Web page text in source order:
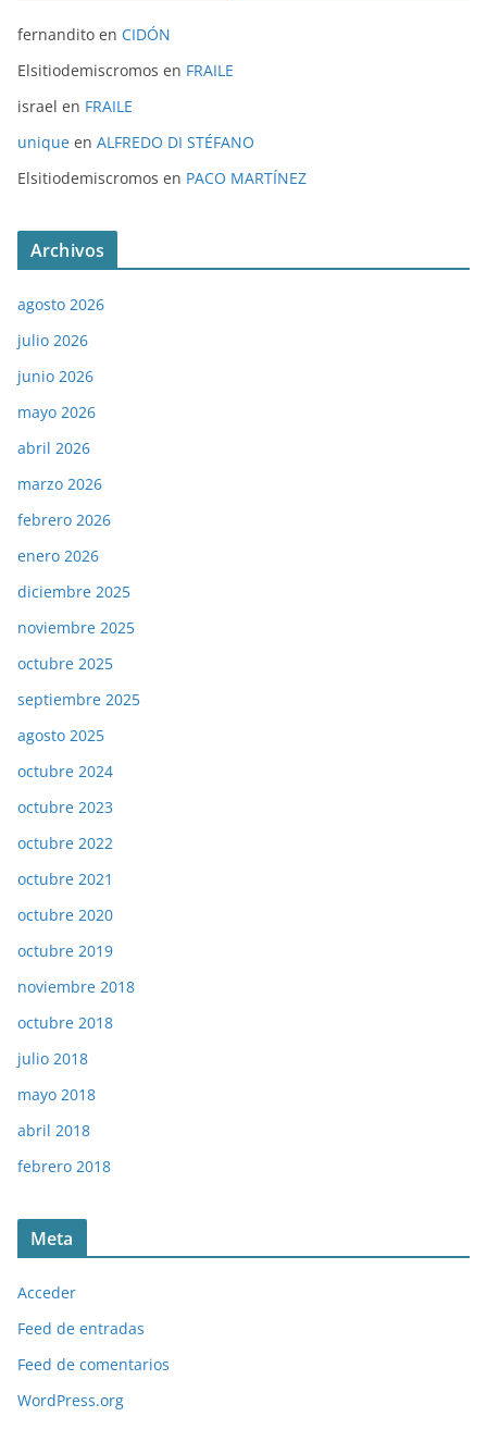
fernandito en CIDÓN
Elsitiodemiscromos en FRAILE
israel en FRAILE
unique en ALFREDO DI STÉFANO
Elsitiodemiscromos en PACO MARTÍNEZ
Archivos
agosto 2026
julio 2026
junio 2026
mayo 2026
abril 2026
marzo 2026
febrero 2026
enero 2026
diciembre 2025
noviembre 2025
octubre 2025
septiembre 2025
agosto 2025
octubre 2024
octubre 2023
octubre 2022
octubre 2021
octubre 2020
octubre 2019
noviembre 2018
octubre 2018
julio 2018
mayo 2018
abril 2018
febrero 2018
Meta
Acceder
Feed de entradas
Feed de comentarios
WordPress.org